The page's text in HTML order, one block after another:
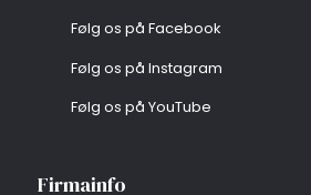
​Følg os på Facebook
​Følg os på Instagram
​Følg os på YouTube
Firmainfo​